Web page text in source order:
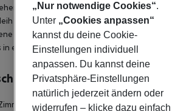
sind vom Hotel aus
auch ein Taxistand sowie eine
Orte lassen sich über den Bahnhof in
in etwa 600 m Entfernung.
Zimmer: Mit Minibar (ggf. geg. Gebühr),
„Nur notwendige Cookies“.
Unter „Cookies anpassen“
kannst du deine Cookie-
Einstellungen individuell
anpassen. Du kannst deine
Privatsphäre-Einstellungen
natürlich jederzeit ändern oder
widerrufen – klicke dazu einfach